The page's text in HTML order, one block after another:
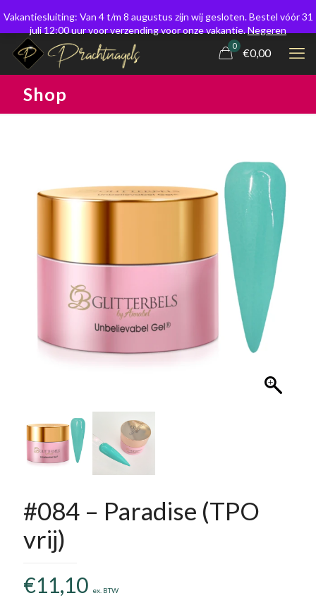
0
€0,00
Shop
#084 – Paradise (TPO
vrij)
€11,10 ex. BTW
Vakantiesluiting: Van 4 t/m 8 augustus zijn wij gesloten. Bestel vóór 31
juli 12:00 uur voor verzending voor onze vakantie.Negeren